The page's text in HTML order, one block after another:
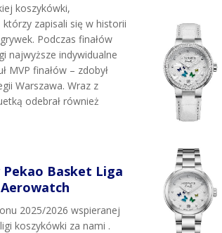
koszykówki,
zapisali się w historii
Podczas finałów
najwyższe indywidualne
MVP finałów – zdobył
Warszawa. Wraz z
odebrał również
Pekao Basket Liga
2025/2026 wspieranej
koszykówki za nami .